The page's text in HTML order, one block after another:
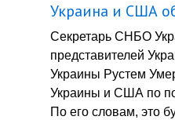
Украина и США
Секретарь СНБО
представителей
Украины Рустем
Украины и США по
По его словам, это